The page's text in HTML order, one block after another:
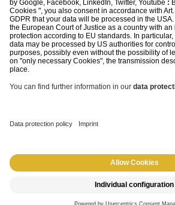
© 2026 morefire GmbH
AGBs